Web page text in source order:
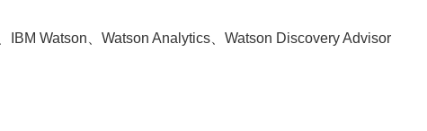
Watson、Watson Analytics、Watson Discovery Advisor